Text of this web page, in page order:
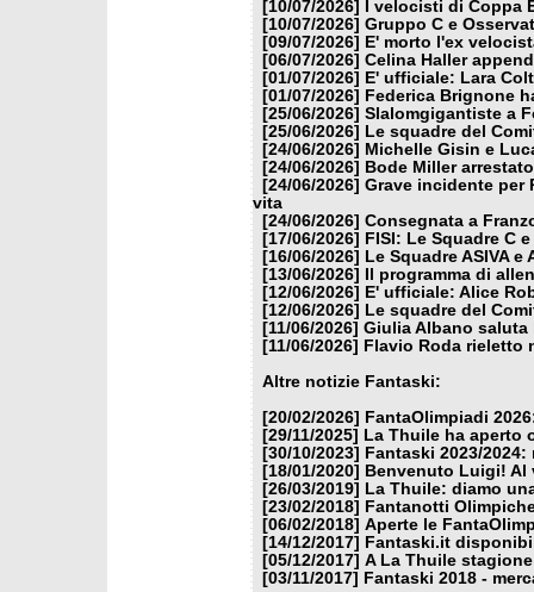
[10/07/2026]
I velocisti di Coppa
[10/07/2026] Gruppo C e
[09/07/2026]
E' morto l'ex
[06/07/2026] Celina Haller
[01/07/2026]
E' ufficiale: Lara
[01/07/2026]
Federica Brignone
[25/06/2026] Slalomgigantiste a
[25/06/2026]
Le squadre del
[24/06/2026] Michelle Gisin e
[24/06/2026]
Bode Miller
[24/06/2026] Grave incidente per
vita
[24/06/2026] Consegnata a
[17/06/2026]
FISI: Le Squadre C
[16/06/2026]
Le Squadre ASIVA
[13/06/2026]
Il programma di
[12/06/2026]
E' ufficiale: Alice
[12/06/2026]
Le squadre del
[11/06/2026] Giulia Albano saluta
[11/06/2026]
Flavio Roda rieletto
Altre notizie Fantaski:
[20/02/2026]
FantaOlimpiadi
[29/11/2025]
La Thuile ha aperto
[30/10/2023]
Fantaski 2023/
[18/01/2020]
Benvenuto Luigi! Al
[26/03/2019]
La Thuile: diamo
[23/02/2018]
Fantanotti
[06/02/2018] Aperte le
[14/12/2017]
Fantaski.it
[05/12/2017] A La Thuile
[03/11/2017]
Fantaski 2018 -